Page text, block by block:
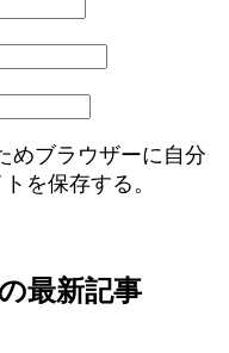
めブラウザーに自分
を保存する。
最新記事